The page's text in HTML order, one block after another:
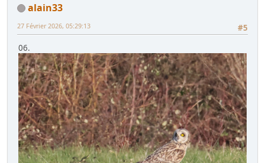
alain33
#5
27 Février 2026, 05:29:13
06.